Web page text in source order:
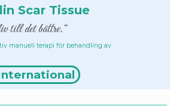
Scar Tissue
till det bättre.“
manuell terapi för behandling av
menyn